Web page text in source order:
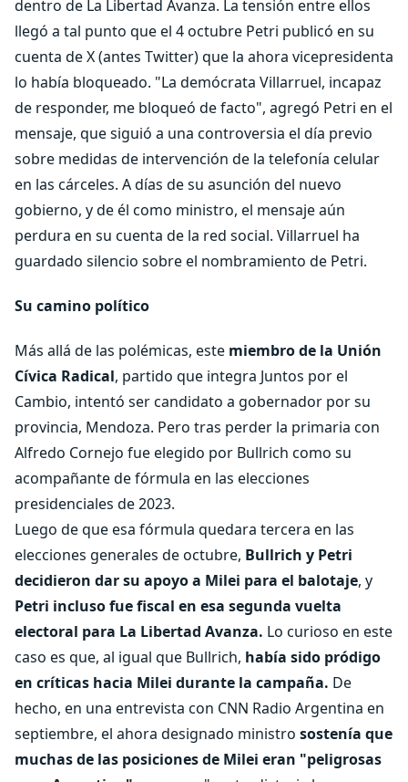
dentro de La Libertad Avanza. La tensión entre ellos
llegó a tal punto que el 4 octubre Petri publicó en su
cuenta de X (antes Twitter) que la ahora vicepresidenta
lo había bloqueado. "La demócrata Villarruel, incapaz
de responder, me bloqueó de facto", agregó Petri en el
mensaje, que siguió a una controversia el día previo
sobre medidas de intervención de la telefonía celular
en las cárceles. A días de su asunción del nuevo
gobierno, y de él como ministro, el mensaje aún
perdura en su cuenta de la red social. Villarruel ha
guardado silencio sobre el nombramiento de Petri.
Su camino político
Más allá de las polémicas, este miembro de la Unión
Cívica Radical, partido que integra Juntos por el
Cambio, intentó ser candidato a gobernador por su
provincia, Mendoza. Pero tras perder la primaria con
Alfredo Cornejo fue elegido por Bullrich como su
acompañante de fórmula en las elecciones
presidenciales de 2023.
Luego de que esa fórmula quedara tercera en las
elecciones generales de octubre, Bullrich y Petri
decidieron dar su apoyo a Milei para el balotaje, y
Petri incluso fue fiscal en esa segunda vuelta
electoral para La Libertad Avanza. Lo curioso en este
caso es que, al igual que Bullrich, había sido pródigo
en críticas hacia Milei durante la campaña. De
hecho, en una entrevista con CNN Radio Argentina en
septiembre, el ahora designado ministro sostenía que
muchas de las posiciones de Milei eran "peligrosas